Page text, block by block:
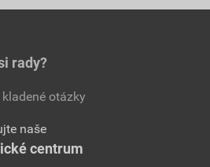
rady?
kladené otázky
naše
centrum